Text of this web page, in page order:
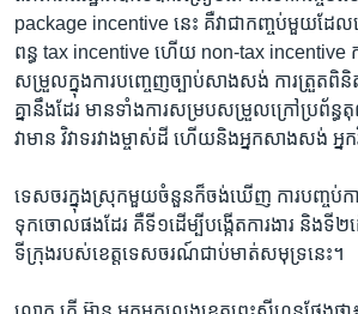
package incentive នេះ​ គឺ​វា​ជា​កញ្ចប់​មួយ​ដែល​
ពន្ធ​ tax incentive ហើយ​ non-tax incentive
សម្រួល​ក្នុង​ការ​បញ្ចេញ​ច្បាប់​សាងសង់​ ការ​ត្រួ
គ្នា​នឹង​ដែរ​ មាន​ទាំង​ការ​សម្រប​សម្រួល​ក្រៅ​ប្រព័ន្ធ​តុ
វា​មាន វិវាទ​រវាង​ម្ចាស់​ដី​ ហើយ​និង​អ្នកសាងសង់​ អ្
ទេសចរ​ក្នុងស្រុក​មួយ​ចំនួន​ក៏ចង់​ឃើញ​ ការ​បញ្ចប់ក
ទុក​ចោល​ផងដែរ គឺ​ទី១ដើម្បី​បង្កើត​ការងារ​ និងទី
ទីក្រុងរបស់​ខេត្ត​ទេសចរណ៍​ជាប់​មាត់​សមុទ្រនេះ។​